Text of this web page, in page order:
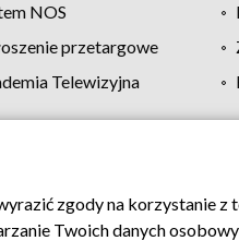
NOS
przetargowe
Telewizyjna
TVP Polityka
zgody na korzystanie
Twoich danych